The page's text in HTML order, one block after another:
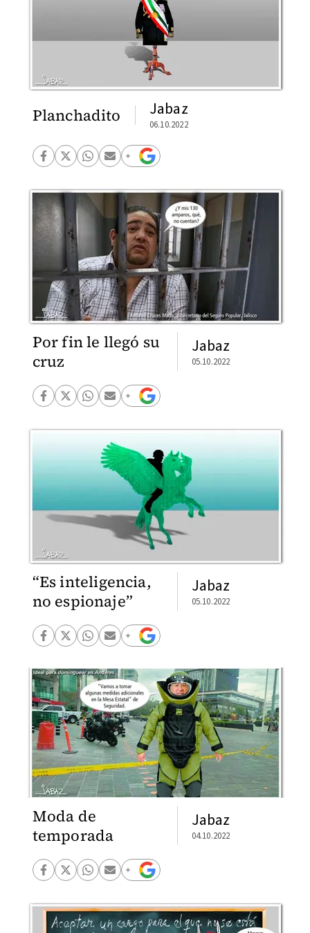
Planchadito Jabaz
06.10.2022
Por fin le llegó su
cruz
Jabaz
05.10.2022
“Es inteligencia,
no espionaje”
Jabaz
05.10.2022
Moda de
temporada
Jabaz
04.10.2022